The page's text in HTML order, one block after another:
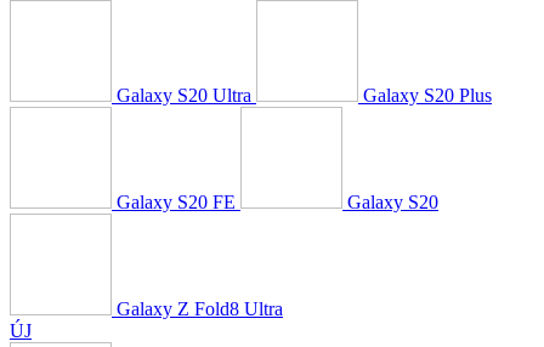
Galaxy S20 Ultra Galaxy S20 Plus
Galaxy S20 FE Galaxy S20
Galaxy Z Fold8 Ultra
ÚJ